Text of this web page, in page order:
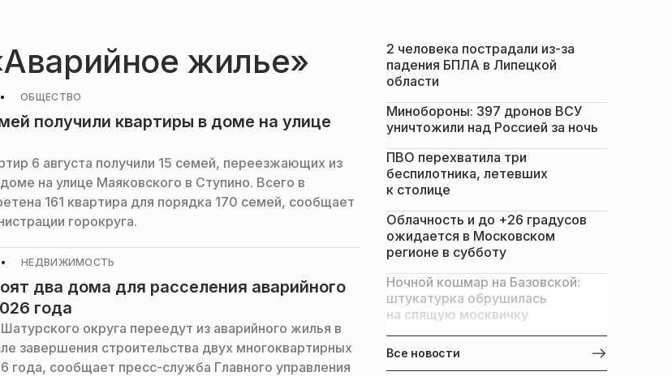
жилье»
ОБЩЕСТВО
получили квартиры в доме на улице
6 августа получили 15 семей, переезжающих из
на улице Маяковского в Ступино. Всего в
161 квартира для порядка 170 семей, сообщает
горокруга.
НЕДВИЖИМОСТЬ
два дома для расселения аварийного
года
округа переедут из аварийного жилья в
завершения строительства двух многоквартирных
года, сообщает пресс-служба Главного управления
2 человека пострадали из-за
падения БПЛА в Липецкой
области
Минобороны: 397 дронов ВСУ
уничтожили над Россией за ночь
ПВО перехватила три
беспилотника, летевших
к столице
Облачность и до +26 градусов
ожидается в Московском
регионе в субботу
Ночной кошмар на Базовской:
штукатурка обрушилась
на спящую москвичку
Все новости